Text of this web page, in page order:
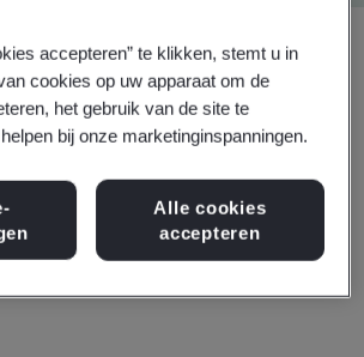
Delen: Upgraden
Softzone
accepteren” te klikken, stemt u in
cookies op uw apparaat om de
het gebruik van de site te
bij onze marketinginspanningen.
Alle cookies
accepteren